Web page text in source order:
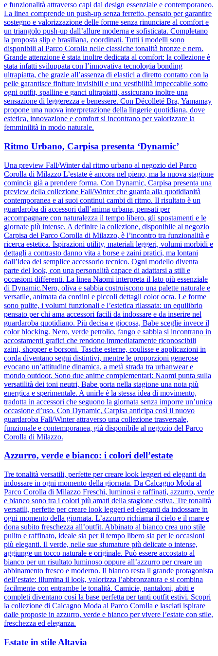
e funzionalità attraverso capi dal design essenziale e contemporaneo.
La linea comprende un push-up senza ferretto, pensato per garantire
sostegno e valorizzazione delle forme senza rinunciare al comfort e
un triangolo push-up dall’allure moderna e sofisticata. Completano
la proposta slip e brasiliana, coordinati. Tutti i modelli sono
disponibili al Parco Corolla nelle classiche tonalità bronze e nero.
Grande attenzione è stata inoltre dedicata al comfort: la collezione è
stata infatti sviluppata con l’innovativa tecnologia bonding
ultrapiatta, che grazie all’assenza di elastici a diretto contatto con la
pelle garantisce finiture invisibili e una vestibilità impeccabile sotto
ogni outfit, spalline e ganci ultrapiatti, assicurano inoltre una
sensazione di leggerezza e benessere. Con Décolleté Bra, Yamamay
propone una nuova interpretazione della lingerie quotidiana, dove
estetica, innovazione e comfort si incontrano per valorizzare la
femminilità in modo naturale.
Ritmo Urbano, Carpisa presenta ‘Dynamic’
Una preview Fall/Winter dal ritmo urbano al negozio del Parco
Corolla di Milazzo L’estate è ancora nel pieno, ma la nuova stagione
comincia già a prendere forma. Con Dynamic, Carpisa presenta una
preview della collezione Fall/Winter che guarda alla quotidianità
contemporanea e ai suoi continui cambi di ritmo. Il risultato è un
guardaroba di accessori dall’anima urbana, pensati per
accompagnare con naturalezza il tempo libero, gli spostamenti e le
giornate più intense. A definire la collezione, disponibile al negozio
Carpisa del Parco Corolla di Milazzo, è l’incontro tra funzionalità e
ricerca estetica. Ispirazioni utility, materiali leggeri, volumi morbidi e
dettagli a contrasto danno vita a borse e zaini pratici, ma lontani
dall’idea del semplice accessorio tecnico. Ogni modello diventa
parte del look, con una personalità capace di adattarsi a stili e
occasioni differenti. La linea Naomi interpreta il lato più essenziale
di Dynamic.Nero, oliva e sabbia costruiscono una palette naturale e
versatile, animata da cordini e piccoli dettagli color ocra. Le forme
sono pulite, i volumi funzionali e l’estetica rilassata: un equilibrio
pensato per chi ama accessori facili da indossare e da inserire nel
guardaroba quotidiano. Più decisa e giocosa, Babe sceglie invece il
color blocking. Nero, verde petrolio, fango e sabbia si incontrano in
accostamenti grafici che rendono immediatamente riconoscibili
zaini, shopper e borsoni. Tasche esterne, coulisse e applicazioni in
corda diventano segni distintivi, mentre le proporzioni generose
evocano un’attitudine dinamica, a metà strada tra urbanwear e
mondo outdoor. Sono due anime complementari: Naomi punta sulla
versatilità dei toni neutri, Babe porta nella stagione una nota più
energica e sperimentale. A unirle è la stessa idea di movimento,
tradotta in accessori che seguono la giornata senza imporre un’unica
occasione d’uso. Con Dynamic, Carpisa anticipa così il nuovo
guardaroba Fall/Winter attraverso una collezione trasversale,
funzionale e contemporanea, già disponibile al negozio del Parco
Corolla di Milazzo.
Azzurro, verde e bianco: i colori dell’estate
Tre tonalità versatili, perfette per creare look leggeri ed eleganti da
indossare in ogni momento della giornata. Da Calcagno Moda al
Parco Corolla di Milazzo Freschi, luminosi e raffinati, azzurro, verde
e bianco sono tra i colori più amati della stagione estiva. Tre tonalità
versatili, perfette per creare look leggeri ed eleganti da indossare in
ogni momento della giornata. L’azzurro richiama il cielo e il mare e
dona subito freschezza all’outfit. Abbinato al bianco crea uno stile
pulito e raffinato, ideale sia per il tempo libero sia per le occasioni
più eleganti. Il verde, nelle sue sfumature più delicate o intense,
aggiunge un tocco naturale e originale. Può essere accostato al
bianco per un risultato luminoso oppure all’azzurro per creare un
abbinamento fresco e moderno. Il bianco resta il grande protagonista
dell’estate: illumina il look, valorizza l’abbronzatura e si combina
facilmente con entrambe le tonalità. Camicie, pantaloni, abiti e
completi diventano così la base perfetta per tanti outfit estivi. Scopri
la collezione di Calcagno Moda al Parco Corolla e lasciati ispirare
dalle proposte in azzurro, verde e bianco per vivere l’estate con stile,
freschezza ed eleganza.
Estate in stile Altavia